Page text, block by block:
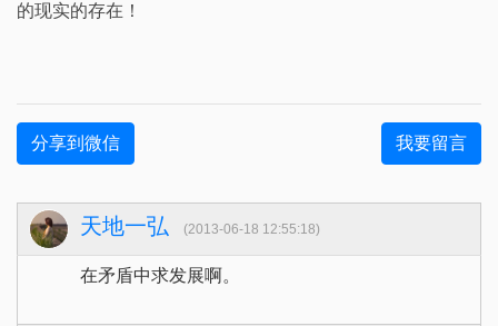
的现实的存在！
分享到微信 我要留言
天地一弘 (2013-06-18 12:55:18)
在矛盾中求发展啊。